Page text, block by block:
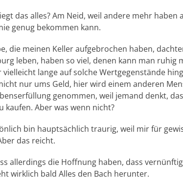
das alles? Am Neid, weil andere mehr
genug bekommen kann.
die meinen Keller aufgebrochen haben,
leben, haben so viel, denen kann man ruhig
vielleicht lange auf solche Wertgegenstände
nur ums Geld, hier wird einem anderen
genommen, weil jemand denkt,
kaufen. Aber was wenn nicht?
bin hauptsächlich traurig, weil mir für
das reicht.
allerdings die Hoffnung haben, dass
wirklich bald Alles den Bach herunter.